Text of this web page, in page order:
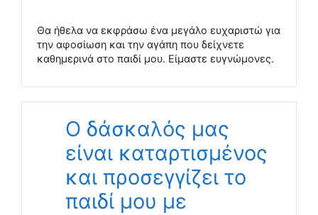
Θα ήθελα να εκφράσω ένα μεγάλο ευχαριστώ για
την αφοσίωση και την αγάπη που δείχνετε
καθημερινά στο παιδί μου. Είμαστε ευγνώμονες.
Ο δάσκαλός μας
είναι καταρτισμένος
και προσεγγίζει το
παιδί μου με